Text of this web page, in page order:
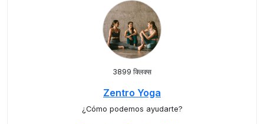
3899 क्लिक्स
Zentro Yoga
¿Cómo podemos ayudarte?